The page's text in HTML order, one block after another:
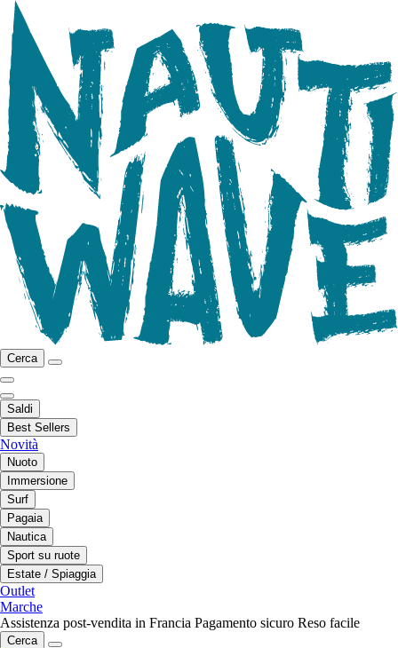
Cerca
Saldi
Best Sellers
Novità
Nuoto
Immersione
Surf
Pagaia
Nautica
Sport su ruote
Estate / Spiaggia
Outlet
Marche
Assistenza post-vendita in Francia Pagamento sicuro Reso facile
Cerca